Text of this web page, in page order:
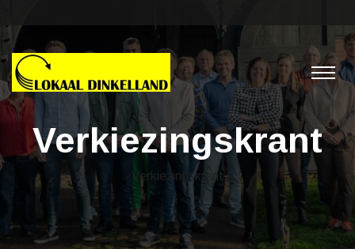
Verkiezingskrant
Verkiezingskrant